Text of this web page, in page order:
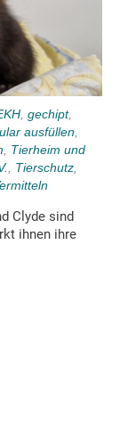
, gechipt,
ausfüllen,
, Tierheim und
, Tierschutz,
Clyde sind
ihnen ihre